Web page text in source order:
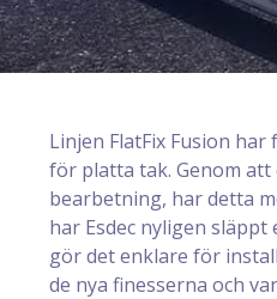
Linjen FlatFix Fusion
för platta tak. Genom
bearbetning, har detta
har Esdec nyligen
gör det enklare för
de nya finesserna och